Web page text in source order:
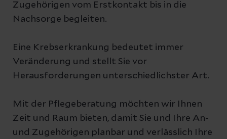
Zugehörigen vom Erstkontakt bis in die
Nachsorge begleiten.
Eine Krebserkrankung bedeutet immer
Veränderung und stellt Sie vor
Herausforderungen unterschiedlichster Art.
Mit der Pflegeberatung möchten wir Ihnen
Zeit und Raum bieten, damit Sie und Ihre An-
und Zugehörigen planbar und verlässlich Ihre